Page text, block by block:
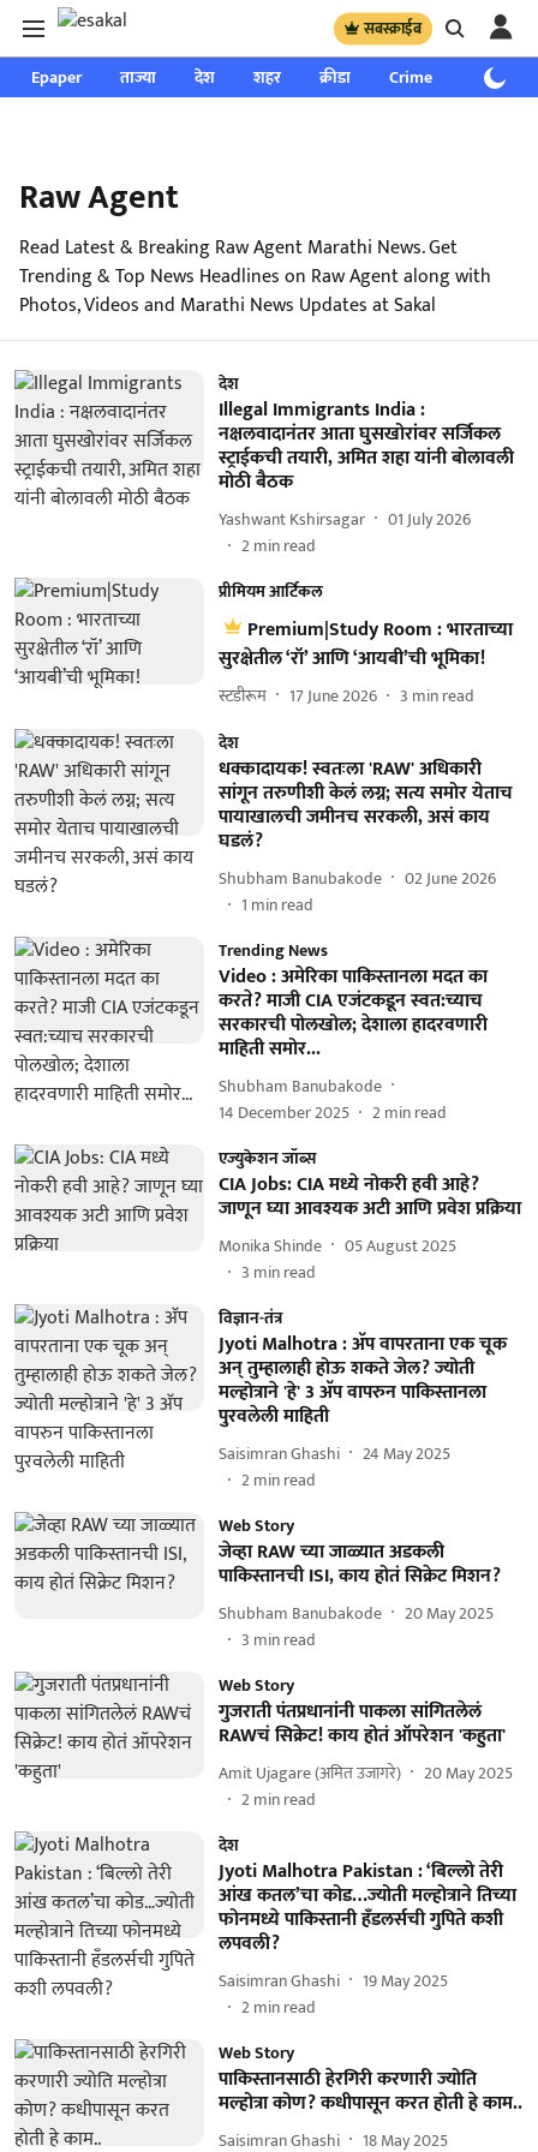
सबस्क्राईब
Epaper ताज्या देश शहर क्रीडा Crime साप्ताहिक
Raw Agent
Read Latest & Breaking Raw Agent Marathi News. Get
Trending & Top News Headlines on Raw Agent along with
Photos, Videos and Marathi News Updates at Sakal
देश
Illegal Immigrants India :
नक्षलवादानंतर आता घुसखोरांवर सर्जिकल
स्ट्राईकची तयारी, अमित शहा यांनी बोलावली
मोठी बैठक
Yashwant Kshirsagar
01 July 2026
2min read
प्रीमियम आर्टिकल
Premium|Study Room : भारताच्या
सुरक्षेतील ‘रॉ’ आणि ‘आयबी’ची भूमिका!
स्टडीरूम 17 June 2026 3 min read
देश
धक्कादायक! स्वतःला 'RAW' अधिकारी
सांगून तरुणीशी केलं लग्न; सत्य समोर येताच
पायाखालची जमीनच सरकली, असं काय
घडलं?
Shubham Banubakode
02 June 2026
1 min read
Trending News
Video : अमेरिका पाकिस्तानला मदत का
करते? माजी CIA एजंटकडून स्वत:च्याच
सरकारची पोलखोल; देशाला हादरवणारी
माहिती समोर...
Shubham Banubakode
14 December 2025
2min read
एज्युकेशन जॉब्स
CIA Jobs: CIA मध्ये नोकरी हवी आहे?
जाणून घ्या आवश्यक अटी आणि प्रवेश प्रक्रिया
Monika Shinde
05 August 2025
3 min read
विज्ञान-तंत्र
Jyoti Malhotra : अ‍ॅप वापरताना एक चूक
अन् तुम्हालाही होऊ शकते जेल? ज्योती
मल्होत्राने 'हे' 3 अ‍ॅप वापरुन पाकिस्तानला
पुरवलेली माहिती
Saisimran Ghashi
24 May 2025
2min read
Web Story
जेव्हा RAW च्या जाळ्यात अडकली
पाकिस्तानची ISI, काय होतं सिक्रेट मिशन?
Shubham Banubakode
20 May 2025
3 min read
Web Story
गुजराती पंतप्रधानांनी पाकला सांगितलेलं
RAWचं सिक्रेट! काय होतं ऑपरेशन 'कहुता'
Amit Ujagare (अमित उजागरे)
20 May 2025
2min read
देश
Jyoti Malhotra Pakistan : ‘बिल्लो तेरी
आंख कतल’चा कोड…ज्योती मल्होत्राने तिच्या
फोनमध्ये पाकिस्तानी हँडलर्सची गुपिते कशी
लपवली?
Saisimran Ghashi
19 May 2025
2min read
Web Story
पाकिस्तानसाठी हेरगिरी करणारी ज्योति
मल्होत्रा कोण? कधीपासून करत होती हे काम..
Saisimran Ghashi 18 May 2025